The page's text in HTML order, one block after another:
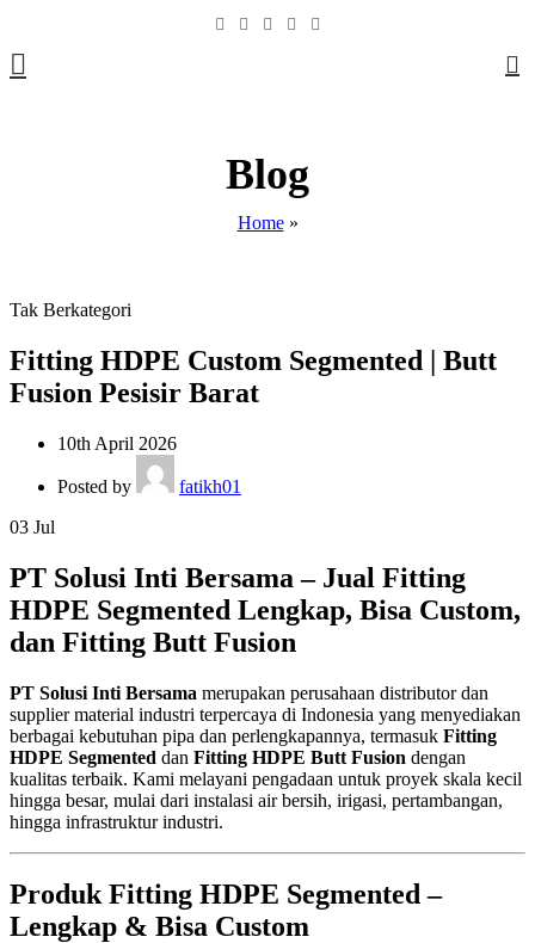
Blog
Home»
Tak Berkategori
Fitting HDPE Custom Segmented | Butt
Fusion Pesisir Barat
10th April 2026
Posted by
fatikh01
03 Jul
PT Solusi Inti Bersama – Jual Fitting
HDPE Segmented Lengkap, Bisa Custom,
dan Fitting Butt Fusion
PT Solusi Inti Bersama merupakan perusahaan distributor dan
supplier material industri terpercaya di Indonesia yang menyediakan
berbagai kebutuhan pipa dan perlengkapannya, termasuk Fitting
HDPE Segmented dan Fitting HDPE Butt Fusion dengan
kualitas terbaik. Kami melayani pengadaan untuk proyek skala kecil
hingga besar, mulai dari instalasi air bersih, irigasi, pertambangan,
hingga infrastruktur industri.
Produk Fitting HDPE Segmented –
Lengkap & Bisa Custom